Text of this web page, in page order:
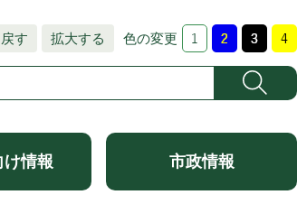
す 拡大する 色の変更
け情報 市政情報